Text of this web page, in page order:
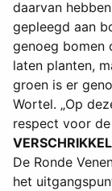
daarvan
gepleegd aan
genoeg bomen
laten planten,
groen is er
Wortel. „Op
respect voor
De Ronde
het